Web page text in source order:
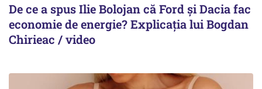
De ce a spus Ilie Bolojan că Ford și Dacia fac
economie de energie? Explicația lui Bogdan
Chirieac / video